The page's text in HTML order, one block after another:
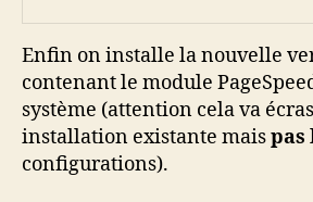
Enfin on installe la nouvelle
contenant le module
système (attention cela va
installation existante maispas
configurations).